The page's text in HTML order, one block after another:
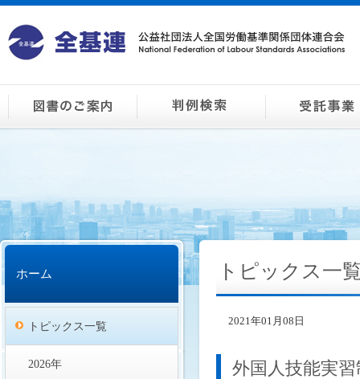
ホーム
トピックス一覧
2026年
トピックス一
2021年01月08日
外国人技能実